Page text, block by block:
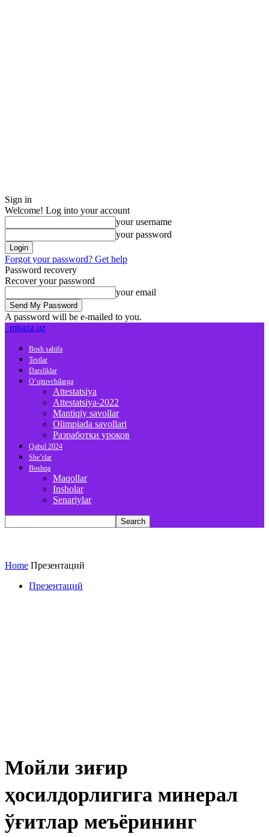
Sign in
Welcome! Log into your account
your username
your password
Forgot your password? Get help
Password recovery
Recover your password
your email
A password will be e-mailed to you.
mbaza.uz
Bosh sahifa
Testlar
Darsliklar
O’qituvchilarga
Attestatsiya
Attestatsiya-2022
Mantiqiy savollar
Olimpiada savollari
Разработки уроков
Qabul 2024
She’rlar
Boshqa
Maqollar
Insholar
Senariylar
Home Презентаций
Презентаций
Мойли зиғир
ҳосилдорлигига минерал
ўғитлар меъёрининг